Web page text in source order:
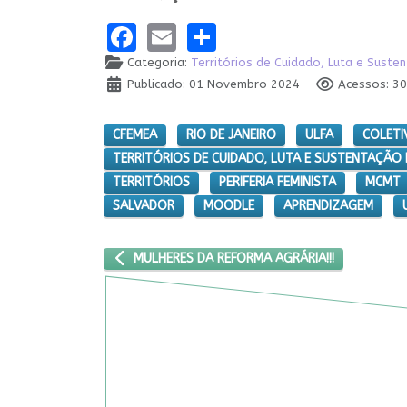
Facebook
Email
Categoria: Territórios de Cuidado, Luta e
Publicado: 01 Novembro 2024
Acessos:
CFEMEA RIO DE JANEIRO ULFA
TERRITÓRIOS DE CUIDADO, LUTA E SUSTENTAÇÃO
TERRITÓRIOS
PERIFERIA FEMINISTA MCMT
SALVADOR
MOODLE APRENDIZAGEM
ARTIGO ANTERIOR: MULHERES DA REFORMA
MULHERES DA REFORMA AGRÁRIA!!!